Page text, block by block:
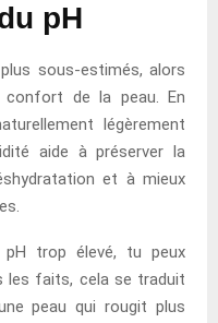
pH
sous-estimés, alors
de la peau. En
légèrement
aide à préserver la
et à mieux
trop élevé, tu peux
les faits, cela se traduit
peau qui rougit plus